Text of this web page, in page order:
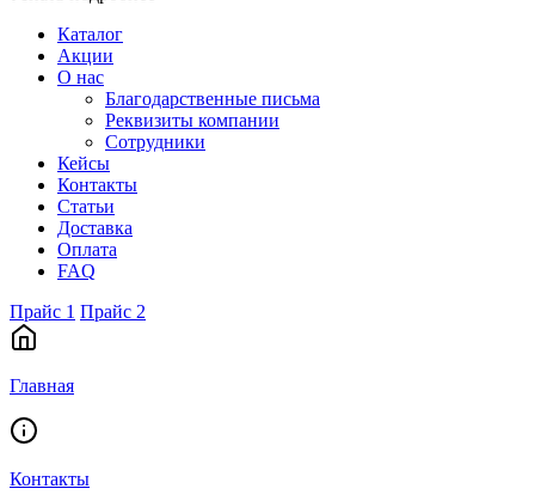
Каталог
Акции
О нас
Благодарственные письма
Реквизиты компании
Сотрудники
Кейсы
Контакты
Статьи
Доставка
Оплата
FAQ
Прайс 1 Прайс 2
Главная
Контакты